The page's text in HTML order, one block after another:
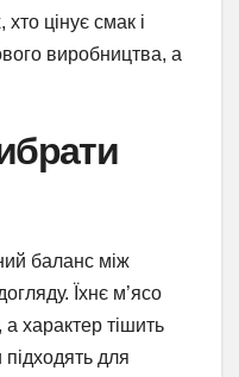
цінує смак і
виробництва, а
баланс між
Їхнє м’ясо
характер тішить
для